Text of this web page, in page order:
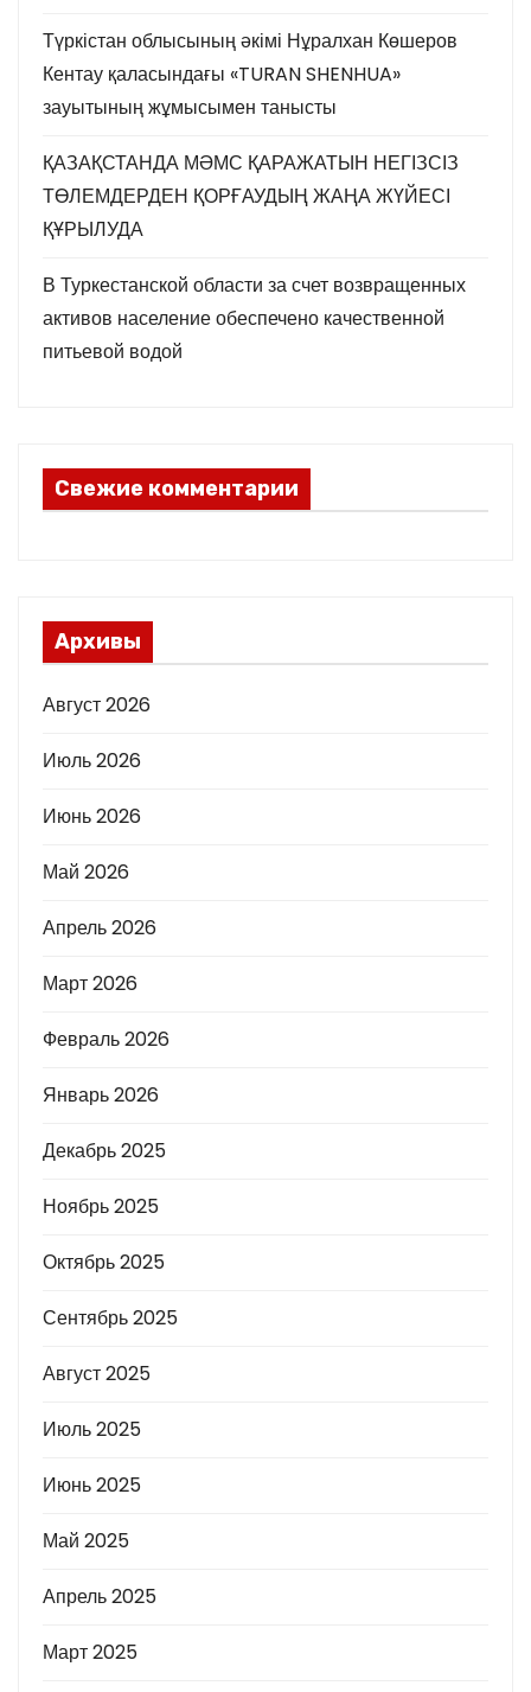
Түркістан облысының әкімі Нұралхан Көшеров
Кентау қаласындағы «TURAN SHENHUA»
зауытының жұмысымен танысты
ҚАЗАҚСТАНДА МӘМС ҚАРАЖАТЫН НЕГІЗСІЗ
ТӨЛЕМДЕРДЕН ҚОРҒАУДЫҢ ЖАҢА ЖҮЙЕСІ
ҚҰРЫЛУДА
В Туркестанской области за счет возвращенных
активов население обеспечено качественной
питьевой водой
Свежие комментарии
Архивы
Август 2026
Июль 2026
Июнь 2026
Май 2026
Апрель 2026
Март 2026
Февраль 2026
Январь 2026
Декабрь 2025
Ноябрь 2025
Октябрь 2025
Сентябрь 2025
Август 2025
Июль 2025
Июнь 2025
Май 2025
Апрель 2025
Март 2025